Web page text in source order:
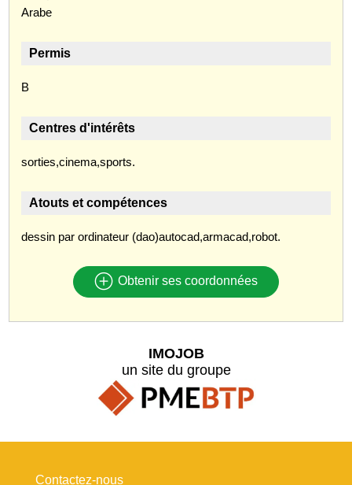
Arabe
Permis
B
Centres d'intérêts
sorties,cinema,sports.
Atouts et compétences
dessin par ordinateur (dao)autocad,armacad,robot.
Obtenir ses coordonnées
IMOJOB
un site du groupe
Contactez-nous